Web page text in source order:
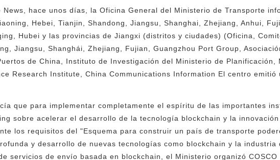
News, hace unos días, la Oficina General del Ministerio de Transporte
Hebei, Tianjin, Shandong, Jiangsu, Shanghai, Zhejiang, Anhui,
Hubei y las provincias de Jiangxi (distritos y ciudades) (Oficina,
Jiangsu, Shanghái, Zhejiang, Fujian, Guangzhou Port Group,
de China, Instituto de Investigación del Ministerio de Planificación,
Research Institute, China Communications Information El centro
que para implementar completamente el espíritu de las importantes
sobre acelerar el desarrollo de la tecnología blockchain y la
los requisitos del "Esquema para construir un país de transporte
y desarrollo de nuevas tecnologías como blockchain y la
servicios de envío basada en blockchain, el Ministerio organizó